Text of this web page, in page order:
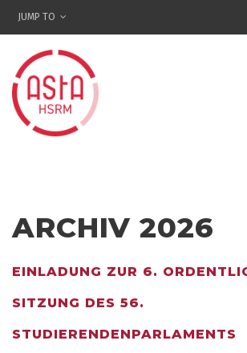
JUMP TO
ARCHIV 2026
EINLADUNG ZUR 6.
SITZUNG DES 56.
STUDIERENDENPARLAMENTS